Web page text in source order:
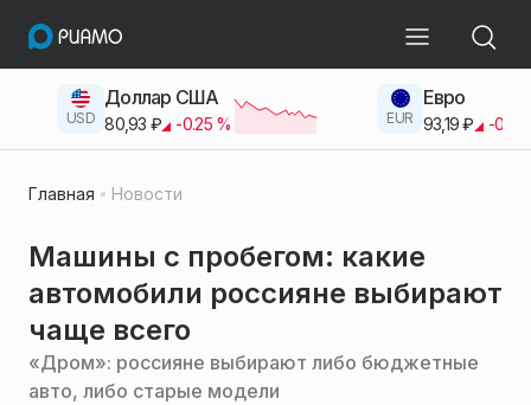
USD
Доллар США
80,93 ₽ -0.25% EUR
Евро
93,19 ₽ -0.42
Главная Новости
Машины с пробегом: какие
автомобили россияне выбирают
чаще всего
«Дром»: россияне выбирают либо бюджетные
авто, либо старые модели